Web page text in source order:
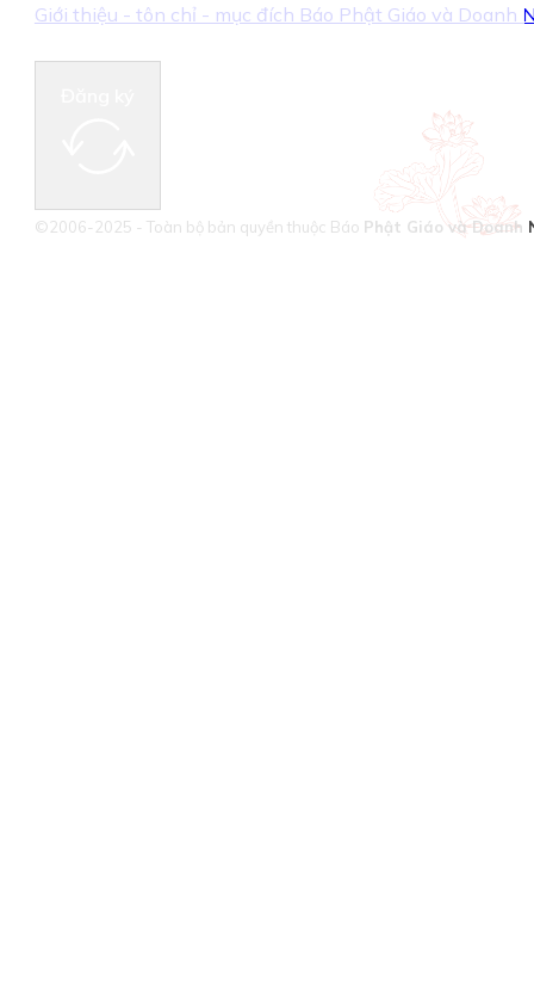
Giới thiệu - tôn chỉ - mục đích Báo Phật Giáo và Doanh
©2006-2025 - Toàn bộ bản quyền thuộc Báo Phật Giáo và Doanh